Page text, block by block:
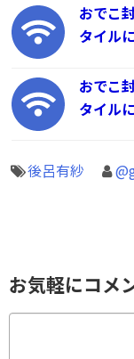
おでこ
タイル
おでこ
タイル
後呂有紗
お気軽にコメ